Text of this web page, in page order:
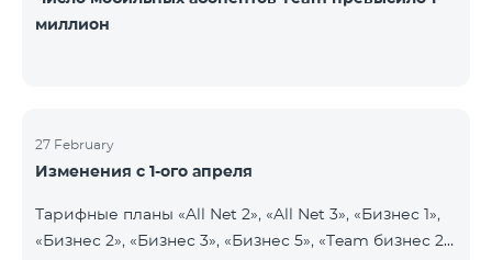
миллион
27 February
Изменения с 1-ого апреля
Тарифные планы «All Net 2», «All Net 3», «Бизнес 1»,
«Бизнес 2», «Бизнес 3», «Бизнес 5», «Team бизнес 2»,